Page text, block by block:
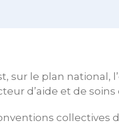
sur le plan national,
d’aide et de soins
collectives